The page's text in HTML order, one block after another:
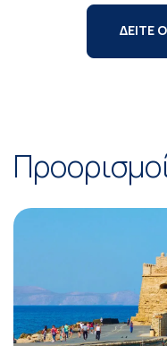
ΔΕΙΤΕ